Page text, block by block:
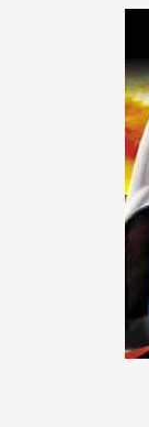
Легенды.
Советская